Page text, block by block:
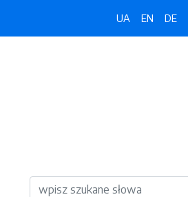
UA EN DE
Wyszukiwarka